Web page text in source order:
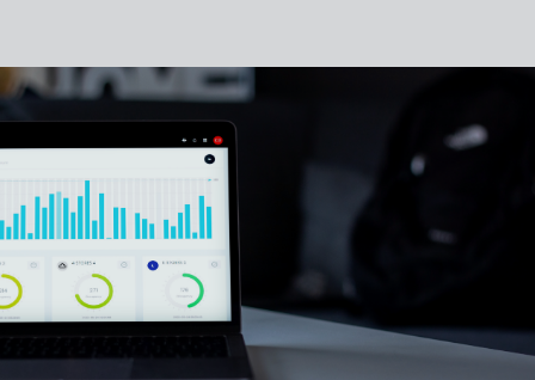
y
(UE)
2016/679
del
Parlamento